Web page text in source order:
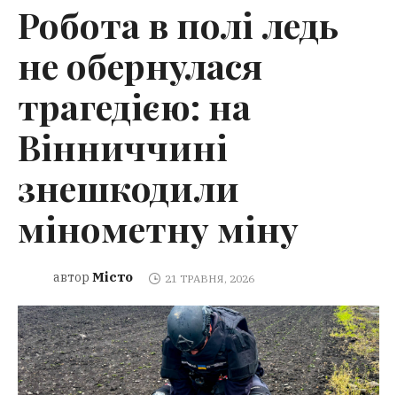
Робота в полі ледь
не обернулася
трагедією: на
Вінниччині
знешкодили
мінометну міну
автор Місто 21 ТРАВНЯ, 2026